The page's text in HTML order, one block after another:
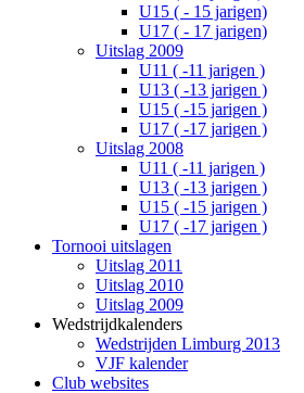
U15 ( - 15 jarigen)
U17 ( - 17 jarigen)
Uitslag 2009
U11 ( -11 jarigen )
U13 ( -13 jarigen )
U15 ( -15 jarigen )
U17 ( -17 jarigen )
Uitslag 2008
U11 ( -11 jarigen )
U13 ( -13 jarigen )
U15 ( -15 jarigen )
U17 ( -17 jarigen )
Tornooi uitslagen
Uitslag 2011
Uitslag 2010
Uitslag 2009
Wedstrijdkalenders
Wedstrijden Limburg 2013
VJF kalender
Club websites